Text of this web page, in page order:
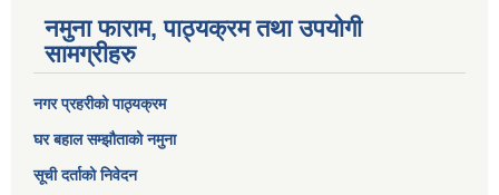
नमुना फाराम, पाठ्यक्रम तथा उपयोगी
सामग्रीहरु
नगर प्रहरीको पाठ्यक्रम
घर बहाल सम्झौताको नमुना
सूची दर्ताको निवेदन